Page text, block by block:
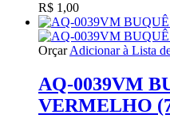
R$ 1,00
Orçar Adicionar à Lista
AQ-0039VM
VERMELHO